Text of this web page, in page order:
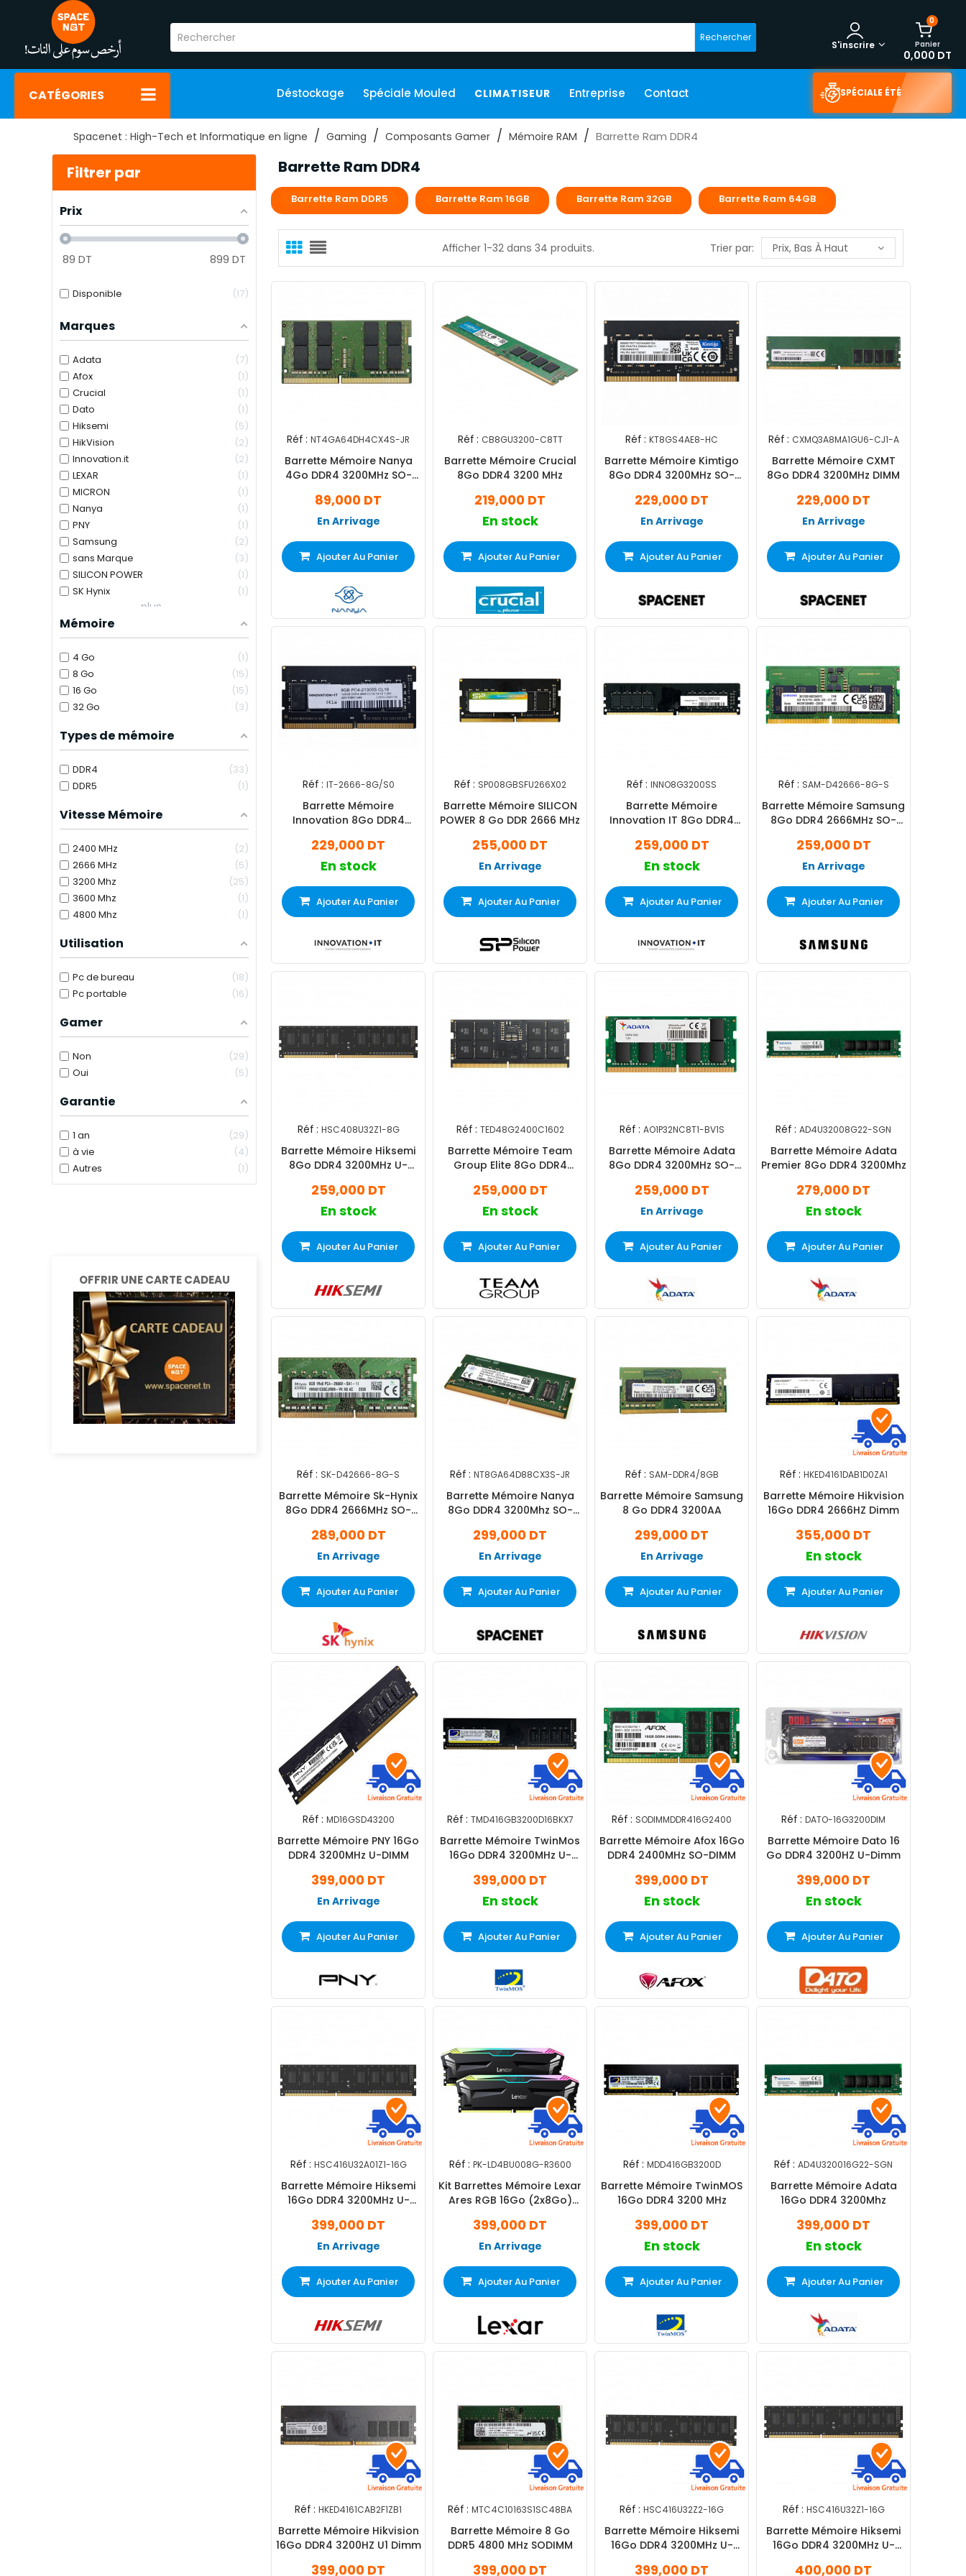
Rechercher
0
Panier
0,000 DT
S'inscrire
CATÉGORIES Déstockage Spéciale Mouled CLIMATISEUR Entreprise Contact SPÉCIALE ÉTÉ
Spacenet : High-Tech et Informatique en ligne Gaming Composants Gamer Mémoire RAM Barrette Ram DDR4
Filtrer par
Prix
89 DT 899 DT
Disponible 17
Marques
Adata
7
Afox
1
Crucial
1
Dato
1
Hiksemi
5
HikVision
2
Innovation.it
2
LEXAR
1
MICRON
1
Nanya
1
PNY
1
Samsung
2
sans Marque
3
SILICON POWER
1
SK Hynix
1
plus...
Mémoire
4 Go
1
8 Go
15
16 Go
15
32 Go
3
Types de mémoire
DDR4
33
DDR5
1
Vitesse Mémoire
2400 MHz
2
2666 MHz
5
3200 Mhz
25
3600 Mhz
1
4800 Mhz
1
Utilisation
Pc de bureau
18
Pc portable
16
Gamer
Non
29
Oui
5
Garantie
1 an
29
à vie
4
Autres
1
OFFRIR UNE CARTE CADEAU
Barrette Ram DDR4
Barrette Ram DDR5 Barrette Ram 16GB Barrette Ram 32GB Barrette Ram 64GB
Afficher 1-32 dans 34 produits. Trier par: Prix, Bas À Haut
Réf : NT4GA64DH4CX4S-JR
Barrette Mémoire Nanya
4Go DDR4 3200MHz SO-
89,000 DT
En Arrivage
Ajouter Au Panier
Réf : CB8GU3200-C8TT
Barrette Mémoire Crucial
8Go DDR4 3200 MHz
219,000 DT
En stock
Ajouter Au Panier
Réf : KT8GS4AE8-HC
Barrette Mémoire Kimtigo
8Go DDR4 3200MHz SO-
229,000 DT
En Arrivage
Ajouter Au Panier
Réf : CXMQ3A8MA1GU6-CJ1-A
Barrette Mémoire CXMT
8Go DDR4 3200MHz DIMM
229,000 DT
En Arrivage
Ajouter Au Panier
Réf : IT-2666-8G/S0
Barrette Mémoire
Innovation 8Go DDR4
229,000 DT
En stock
Ajouter Au Panier
Réf : SP008GBSFU266X02
Barrette Mémoire SILICON
POWER 8 Go DDR 2666 MHz
255,000 DT
En Arrivage
Ajouter Au Panier
Réf : INNO8G3200SS
Barrette Mémoire
Innovation IT 8Go DDR4
259,000 DT
En stock
Ajouter Au Panier
Réf : SAM-D42666-8G-S
Barrette Mémoire Samsung
8Go DDR4 2666MHz SO-
259,000 DT
En Arrivage
Ajouter Au Panier
Réf : HSC408U32Z1-8G
Barrette Mémoire Hiksemi
8Go DDR4 3200MHz U-
259,000 DT
En stock
Ajouter Au Panier
Réf : TED48G2400C1602
Barrette Mémoire Team
Group Elite 8Go DDR4
259,000 DT
En stock
Ajouter Au Panier
Réf : AO1P32NC8T1-BV1S
Barrette Mémoire Adata
8Go DDR4 3200MHz SO-
259,000 DT
En Arrivage
Ajouter Au Panier
Réf : AD4U32008G22-SGN
Barrette Mémoire Adata
Premier 8Go DDR4 3200Mhz
279,000 DT
En stock
Ajouter Au Panier
Réf : SK-D42666-8G-S
Barrette Mémoire Sk-Hynix
8Go DDR4 2666MHz SO-
289,000 DT
En Arrivage
Ajouter Au Panier
Réf : NT8GA64D88CX3S-JR
Barrette Mémoire Nanya
8Go DDR4 3200Mhz SO-
299,000 DT
En Arrivage
Ajouter Au Panier
Réf : SAM-DDR4/8GB
Barrette Mémoire Samsung
8 Go DDR4 3200AA
299,000 DT
En Arrivage
Ajouter Au Panier
Réf : HKED4161DAB1D0ZA1
Barrette Mémoire Hikvision
16Go DDR4 2666HZ Dimm
355,000 DT
En stock
Ajouter Au Panier
Réf : MD16GSD43200
Barrette Mémoire PNY 16Go
DDR4 3200MHz U-DIMM
399,000 DT
En Arrivage
Ajouter Au Panier
Réf : TMD416GB3200D16BKX7
Barrette Mémoire TwinMos
16Go DDR4 3200MHz U-
399,000 DT
En stock
Ajouter Au Panier
Réf : SODIMMDDR416G2400
Barrette Mémoire Afox 16Go
DDR4 2400MHz SO-DIMM
399,000 DT
En stock
Ajouter Au Panier
Réf : DATO-16G3200DIM
Barrette Mémoire Dato 16
Go DDR4 3200HZ U-Dimm
399,000 DT
En stock
Ajouter Au Panier
Réf : HSC416U32A01Z1-16G
Barrette Mémoire Hiksemi
16Go DDR4 3200MHz U-
399,000 DT
En Arrivage
Ajouter Au Panier
Réf : PK-LD4BU008G-R3600
Kit Barrettes Mémoire Lexar
Ares RGB 16Go (2x8Go)
399,000 DT
En Arrivage
Ajouter Au Panier
Réf : MDD416GB3200D
Barrette Mémoire TwinMOS
16Go DDR4 3200 MHz
399,000 DT
En stock
Ajouter Au Panier
Réf : AD4U320016G22-SGN
Barrette Mémoire Adata
16Go DDR4 3200Mhz
399,000 DT
En stock
Ajouter Au Panier
Réf : HKED4161CAB2F1ZB1
Barrette Mémoire Hikvision
16Go DDR4 3200HZ U1 Dimm
399,000 DT
Réf : MTC4C10163S1SC48BA
Barrette Mémoire 8 Go
DDR5 4800 MHz SODIMM
399,000 DT
Réf : HSC416U32Z2-16G
Barrette Mémoire Hiksemi
16Go DDR4 3200MHz U-
399,000 DT
Réf : HSC416U32Z1-16G
Barrette Mémoire Hiksemi
16Go DDR4 3200MHz U-
400,000 DT